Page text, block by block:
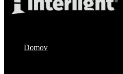
Domov